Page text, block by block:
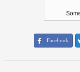
Facebook